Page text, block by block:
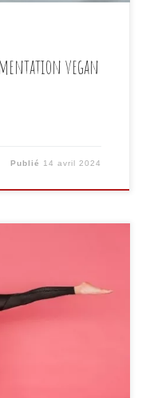
vegan
Publié 14 avril 2024
de plus en
que ce soit pour
Pour
la maladie
gluten, suivre